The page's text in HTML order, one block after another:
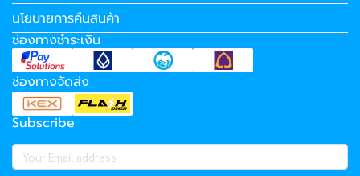
นโยบายการคืนสินค้า
ช่องทางชำระเงิน
ช่องทางจัดส่ง
Subscribe